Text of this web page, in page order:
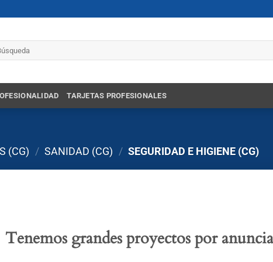
TARJETAS PROFESIONALES
(CG) / SANIDAD (CG) / SEGURIDAD E HIGIENE (CG)
Tenemos grandes proyectos por